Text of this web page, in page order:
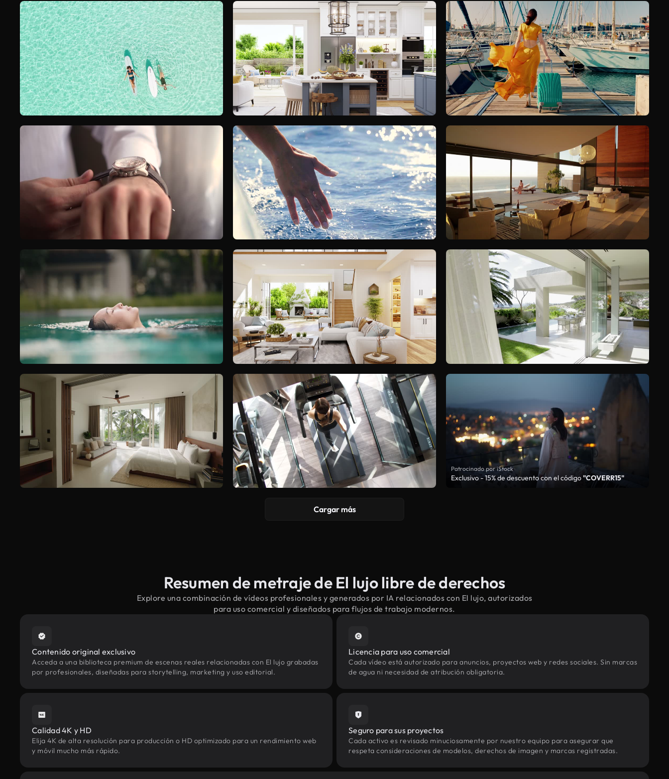
Patrocinado por iStock
Exclusivo - 15% de descuento con el código"COVERR15"
Cargar más
Resumen de metraje de El lujo libre de derechos
Explore una combinación de vídeos profesionales y generados por IA relacionados con El lujo, autorizados
para uso comercial y diseñados para flujos de trabajo modernos.
Contenido original exclusivo
Acceda a una biblioteca premium de escenas reales relacionadas con El lujo grabadas
por profesionales, diseñadas para storytelling, marketing y uso editorial.
Licencia para uso comercial
Cada vídeo está autorizado para anuncios, proyectos web y redes sociales. Sin marcas
de agua ni necesidad de atribución obligatoria.
Calidad 4K y HD
Elija 4K de alta resolución para producción o HD optimizado para un rendimiento web
y móvil mucho más rápido.
Seguro para sus proyectos
Cada activo es revisado minuciosamente por nuestro equipo para asegurar que
respeta consideraciones de modelos, derechos de imagen y marcas registradas.